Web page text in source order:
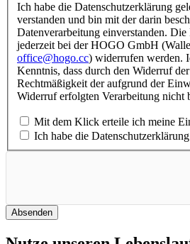
Ich habe die Datenschutzerklärung
verstanden und bin mit der darin
Datenverarbeitung einverstanden.
jederzeit bei der HOGO GmbH
office@hogo.cc) widerrufen werden.
Kenntnis, dass durch den Widerruf
Rechtmäßigkeit der aufgrund der
Widerruf erfolgten Verarbeitung nicht
Mit dem Klick erteile ich meine
Ich habe die Datenschutzerklärung
Absenden